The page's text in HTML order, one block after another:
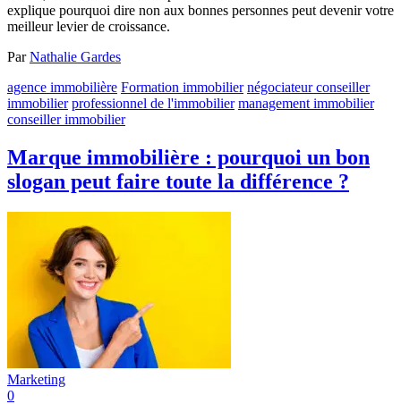
explique pourquoi dire non aux bonnes personnes peut devenir votre
meilleur levier de croissance.
ParNathalie Gardes
agence immobilière Formation immobilier négociateur conseiller
immobilier professionnel de l'immobilier management immobilier
conseiller immobilier
Marque immobilière : pourquoi un bon
slogan peut faire toute la différence ?
Marketing
0